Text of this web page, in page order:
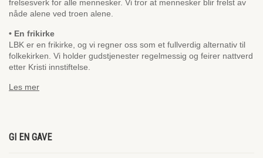
frelsesverk for alle mennesker. Vi tror at mennesker blir frelst av
nåde alene ved troen alene.
• En frikirke
LBK er en frikirke, og vi regner oss som et fullverdig alternativ til
folkekirken. Vi holder gudstjenester regelmessig og feirer nattverd
etter Kristi innstiftelse.
Les mer
GI EN GAVE